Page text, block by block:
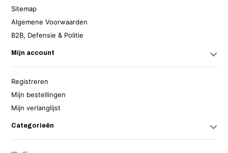
Sitemap
Algemene Voorwaarden
B2B, Defensie & Politie
Mijn account
Registreren
Mijn bestellingen
Mijn verlanglijst
Categorieën